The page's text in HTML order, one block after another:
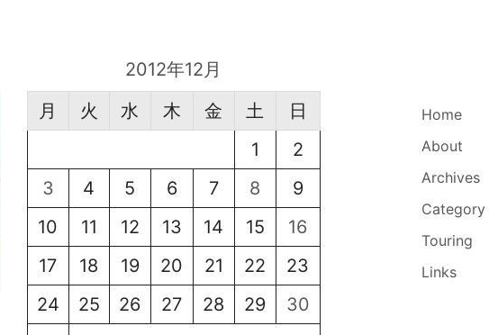
2012年12月
月
火 水 木 金 土
日
1
2
3
4 5 6 7 8
9
10
11 12 13 14 15
16
17
18 19 20 21 22
23
24
25 26 27 28 29
30
Home
About
Archives
Category
Touring
Links